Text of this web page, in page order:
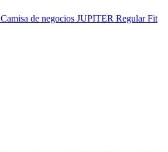
Camisa de negocios JUPITER Regular Fit